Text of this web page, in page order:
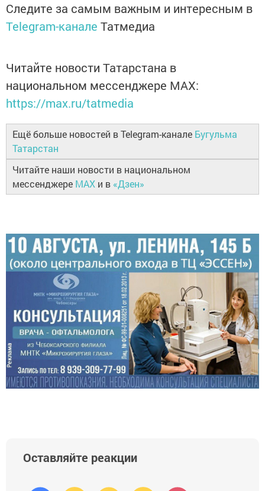
Следите за самым важным и интересным в
Telegram-канале Татмедиа
Читайте новости Татарстана в
национальном мессенджере MАХ:
https://max.ru/tatmedia
Ещё больше новостей в Telegram-канале Бугульма
Татарстан
Читайте наши новости в национальном
мессенджере MAX и в «Дзен»
Оставляйте реакции